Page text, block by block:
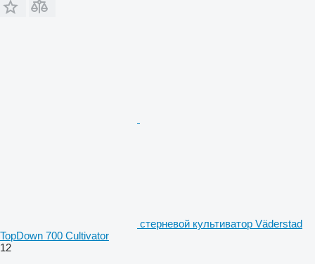
стерневой культиватор Väderstad
TopDown 700 Cultivator
12